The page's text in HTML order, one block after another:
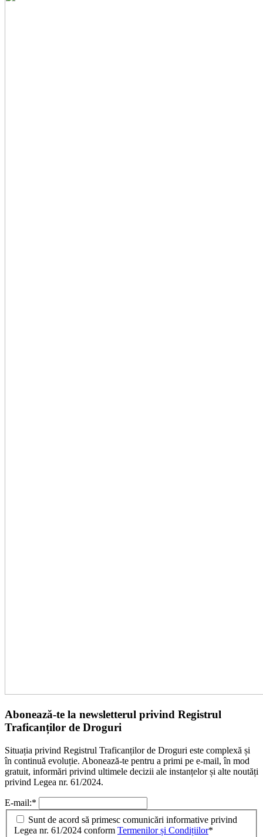
Abonează-te la newsletterul privind Registrul
Traficanților de Droguri
Situația privind Registrul Traficanților de Droguri este complexă și
în continuă evoluție. Abonează-te pentru a primi pe e-mail, în mod
gratuit, informări privind ultimele decizii ale instanțelor și alte noutăți
privind Legea nr. 61/2024.
E-mail:*
Sunt de acord să primesc comunicări informative privind
Legea nr. 61/2024 conform Termenilor și Condițiilor*